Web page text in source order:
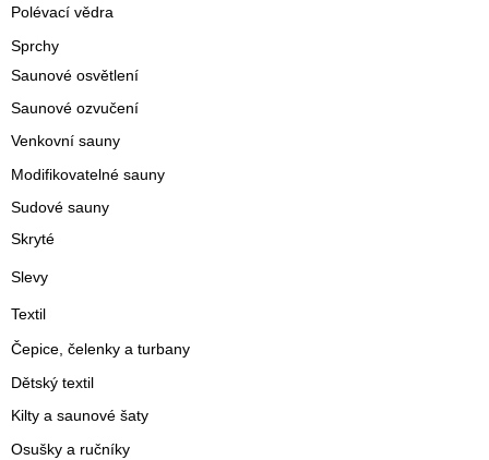
Polévací vědra
Sprchy
Saunové osvětlení
Saunové ozvučení
Venkovní sauny
Modifikovatelné sauny
Sudové sauny
Skryté
Slevy
Textil
Čepice, čelenky a turbany
Dětský textil
Kilty a saunové šaty
Osušky a ručníky